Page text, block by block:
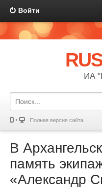
Войти
ИА
Полная версия сайта
В
память
«Александр